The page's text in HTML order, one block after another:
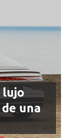
lujo
una